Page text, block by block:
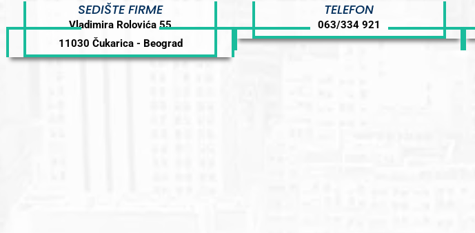
SEDIŠTE FIRME
Vladimira Rolovića 55
11030 Čukarica - Beograd
TELEFON
063/334 921